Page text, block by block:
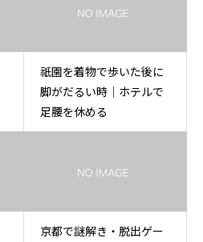
祇園を着物で歩いた後に
脚がだるい時｜ホテルで
足腰を休める
京都で謎解き・脱出ゲー